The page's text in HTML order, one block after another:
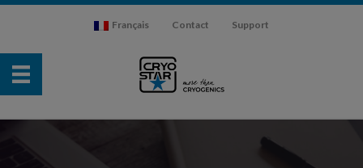
Français Contact Support